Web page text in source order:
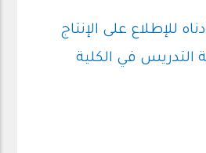
للإطلاع على الإنتاج
التدريس في الكلية